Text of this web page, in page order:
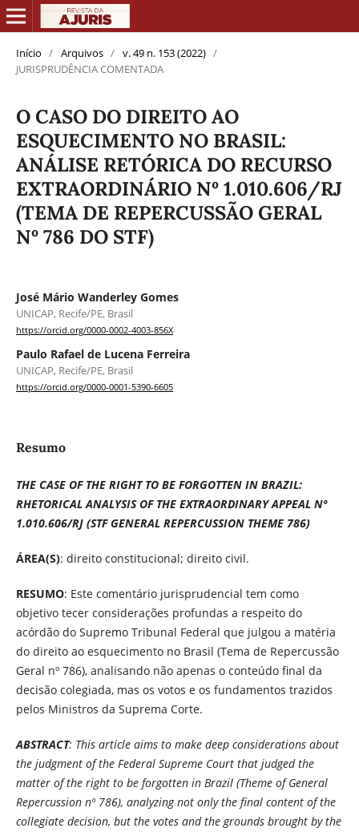
Início / Arquivos / v. 49 n. 153 (2022) /
JURISPRUDÊNCIA COMENTADA
O CASO DO DIREITO AO
ESQUECIMENTO NO BRASIL:
ANÁLISE RETÓRICA DO RECURSO
EXTRAORDINÁRIO Nº 1.010.606/RJ
(TEMA DE REPERCUSSÃO GERAL
Nº 786 DO STF)
José Mário Wanderley Gomes
UNICAP, Recife/PE, Brasil
https://orcid.org/0000-0002-4003-856X
Paulo Rafael de Lucena Ferreira
UNICAP, Recife/PE, Brasil
https://orcid.org/0000-0001-5390-6605
Resumo
THE CASE OF THE RIGHT TO BE FORGOTTEN IN BRAZIL:
RHETORICAL ANALYSIS OF THE EXTRAORDINARY APPEAL Nº
1.010.606/RJ (STF GENERAL REPERCUSSION THEME 786)
ÁREA(S): direito constitucional; direito civil.
RESUMO: Este comentário jurisprudencial tem como
objetivo tecer considerações profundas a respeito do
acórdão do Supremo Tribunal Federal que julgou a matéria
do direito ao esquecimento no Brasil (Tema de Repercussão
Geral nº 786), analisando não apenas o conteúdo final da
decisão colegiada, mas os votos e os fundamentos trazidos
pelos Ministros da Suprema Corte.
ABSTRACT: This article aims to make deep considerations about
the judgment of the Federal Supreme Court that judged the
matter of the right to be forgotten in Brazil (Theme of General
Repercussion nº 786), analyzing not only the final content of the
collegiate decision, but the votes and the grounds brought by the